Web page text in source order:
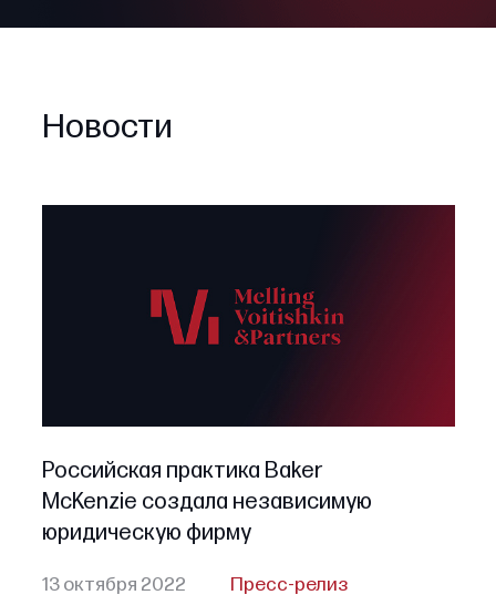
Новости
Российская практика Baker
McKenzie создала независимую
юридическую фирму
13 октября 2022 Пресс-релиз